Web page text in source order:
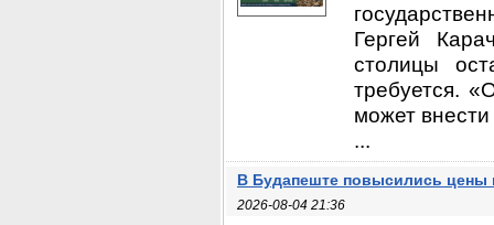
Гергей
столицы
требуется.
может
...
В Будапеште повысились цены
2026-08-04 21:36